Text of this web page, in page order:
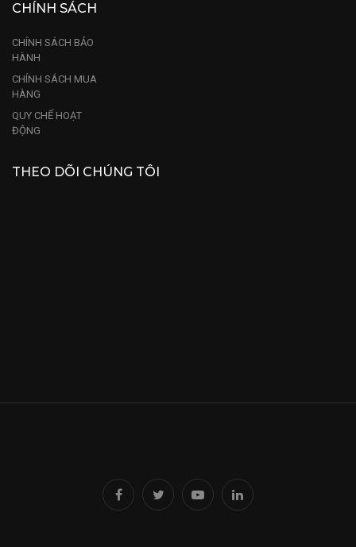
CHÍNH SÁCH
CHÍNH SÁCH BẢO
HÀNH
CHÍNH SÁCH MUA
HÀNG
QUY CHẾ HOẠT
ĐỘNG
THEO DÕI CHÚNG TÔI